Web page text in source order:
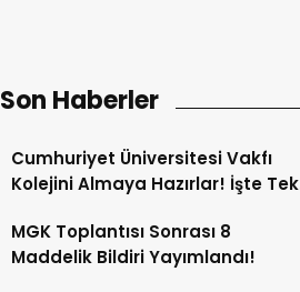
Son Haberler
Cumhuriyet Üniversitesi Vakfı
Kolejini Almaya Hazırlar! İşte Tek
MGK Toplantısı Sonrası 8
Maddelik Bildiri Yayımlandı!